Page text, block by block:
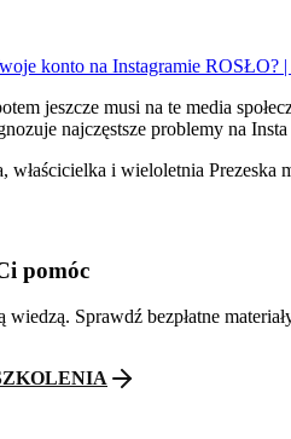
konto na Instagramie ROSŁO?
jeszcze musi na te media
najczęstsze problemy na
właścicielka i wieloletnia Prezeska
pomóc
Sprawdź bezpłatne